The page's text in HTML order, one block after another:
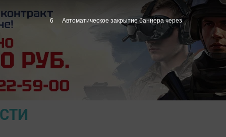
5 Автоматическое закрытие баннера через